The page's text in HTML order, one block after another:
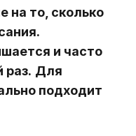
на то, сколько
и часто
раз. Для
подходит